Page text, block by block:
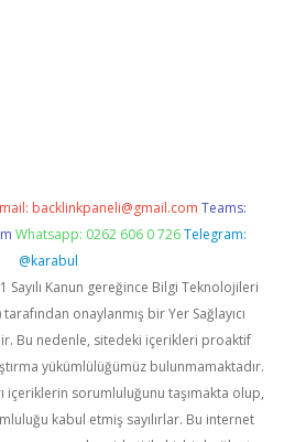
backlinkpaneli@gmail.com Teams:
Whatsapp: 0262 606 0 726 Telegram:
@karabul
Sayılı Kanun gereğince Bilgi Teknolojileri
onaylanmış bir Yer Sağlayıcı
Bu nedenle, sitedeki içerikleri proaktif
yükümlülüğümüz bulunmamaktadır.
içeriklerin sorumluluğunu taşımakta olup,
kabul etmiş sayılırlar. Bu internet